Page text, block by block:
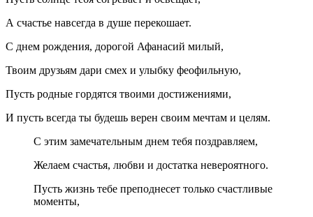
А счастье навсегда в душе перекошает.
С днем рождения, дорогой Афанасий милый,
Твоим друзьям дари смех и улыбку феофильную,
Пусть родные гордятся твоими достижениями,
И пусть всегда ты будешь верен своим мечтам и целям.
С этим замечательным днем тебя поздравляем,
Желаем счастья, любви и достатка невероятного.
Пусть жизнь тебе преподнесет только счастливые
моменты,